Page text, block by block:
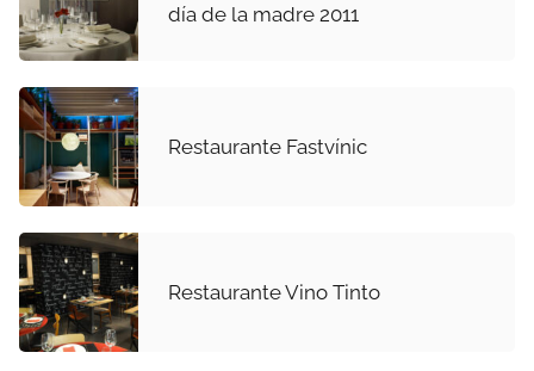
día de la madre 2011
Restaurante Fastvínic
Restaurante Vino Tinto